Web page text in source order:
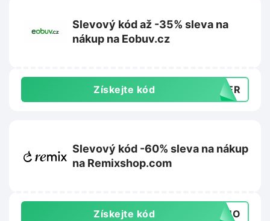
Slevový kód až -35% sleva na
nákup na Eobuv.cz
Získejte kód MMER
Slevový kód -60% sleva na nákup
na Remixshop.com
Získejte kód FOMO